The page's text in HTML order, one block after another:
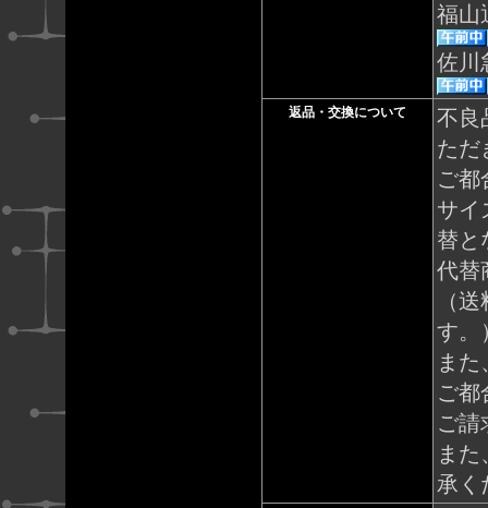
福山
佐川
返品・交換について
不良
ただ
ご都
サイ
替と
代替
（
す。
ま
ご都
ご請
ま
承く